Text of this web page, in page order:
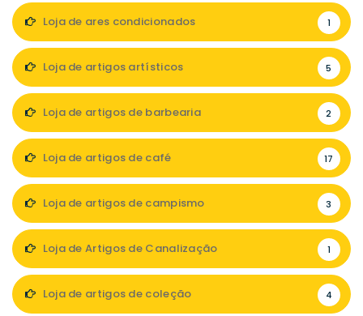
Loja de ares condicionados 1
Loja de artigos artísticos 5
Loja de artigos de barbearia 2
Loja de artigos de café 17
Loja de artigos de campismo 3
Loja de Artigos de Canalização 1
Loja de artigos de coleção 4